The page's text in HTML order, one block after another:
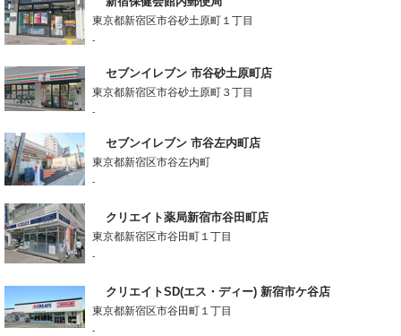
東京都新宿区市谷砂土原町１丁目
-
セブンイレブン 市谷砂土原町店
東京都新宿区市谷砂土原町３丁目
-
セブンイレブン 市谷左内町店
東京都新宿区市谷左内町
-
クリエイト薬局新宿市谷田町店
東京都新宿区市谷田町１丁目
-
クリエイトSD(エス・ディー) 新宿市ケ谷店
東京都新宿区市谷田町１丁目
-